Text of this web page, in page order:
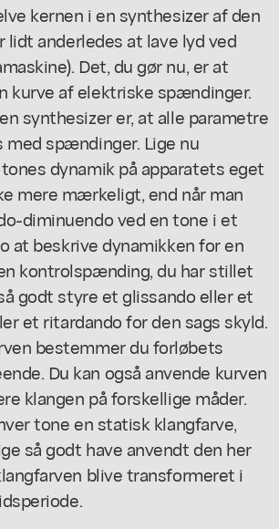
kernen i en synthesizer af den
lidt anderledes at lave lyd ved
Det, du gør nu, er at
kurve af elektriske spændinger.
synthesizer er, at alle parametre
med spændinger. Lige nu
dynamik på apparatets eget
mere mærkeligt, end når man
diminuendo ved en tone i et
at beskrive dynamikken for en
kontrolspænding, du har stillet
godt styre et glissando eller et
et ritardando for den sags skyld.
bestemmer du forløbets
Du kan også anvende kurven
klangen på forskellige måder.
tone en statisk klangfarve,
så godt have anvendt den her
blive transformeret i